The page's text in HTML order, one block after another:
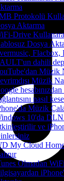
Protokolü
Aktarma
Drive
Dosya
Flacbox,
dahili
Müzik
Müzik
nasıl
Müzik
10'da
ve
My Cloud
Olmadan